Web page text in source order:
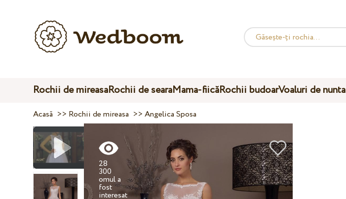
Rochii de mireasaRochii de searaMama-fiicăRochii budoarVoaluri de nunta
Acasă >> Rochii de mireasa >>Angelica Sposa
28
300
omul a
fost